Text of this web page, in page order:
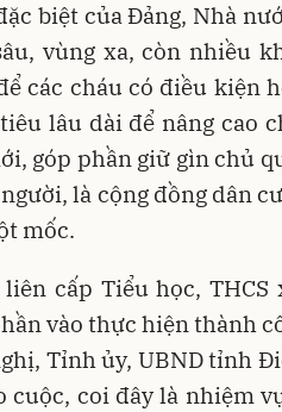
biệt của Đảng, Nhà
vùng xa, còn nhiều
các cháu có điều kiện
lâu dài để nâng cao
góp phần giữ gìn chủ
là cộng đồng dân
mốc.
cấp Tiểu học, THCS
vào thực hiện thành
Tỉnh ủy, UBND tỉnh
cuộc, coi đây là nhiệm